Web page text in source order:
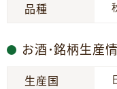
品種
お酒･銘柄生産
生産国